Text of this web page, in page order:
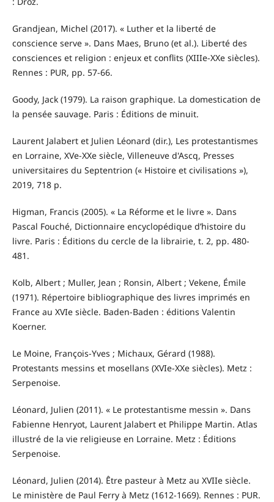
Grandjean, Michel (2017). « Luther et la liberté de
conscience serve ». Dans Maes, Bruno (et al.). Liberté des
consciences et religion : enjeux et conflits (XIIIe-XXe siècles).
Rennes : PUR, pp. 57-66.
Goody, Jack (1979). La raison graphique. La domestication de
la pensée sauvage. Paris : Éditions de minuit.
Laurent Jalabert et Julien Léonard (dir.), Les protestantismes
en Lorraine, XVe-XXe siècle, Villeneuve d'Ascq, Presses
universitaires du Septentrion (« Histoire et civilisations »),
2019, 718 p.
Higman, Francis (2005). « La Réforme et le livre ». Dans
Pascal Fouché, Dictionnaire encyclopédique d’histoire du
livre. Paris : Éditions du cercle de la librairie, t. 2, pp. 480-
481.
Kolb, Albert ; Muller, Jean ; Ronsin, Albert ; Vekene, Émile
(1971). Répertoire bibliographique des livres imprimés en
France au XVIe siècle. Baden-Baden : éditions Valentin
Koerner.
Le Moine, François-Yves ; Michaux, Gérard (1988).
Protestants messins et mosellans (XVIe-XXe siècles). Metz :
Serpenoise.
Léonard, Julien (2011). « Le protestantisme messin ». Dans
Fabienne Henryot, Laurent Jalabert et Philippe Martin. Atlas
illustré de la vie religieuse en Lorraine. Metz : Éditions
Serpenoise.
Léonard, Julien (2014). Être pasteur à Metz au XVIIe siècle.
Le ministère de Paul Ferry à Metz (1612-1669). Rennes : PUR.